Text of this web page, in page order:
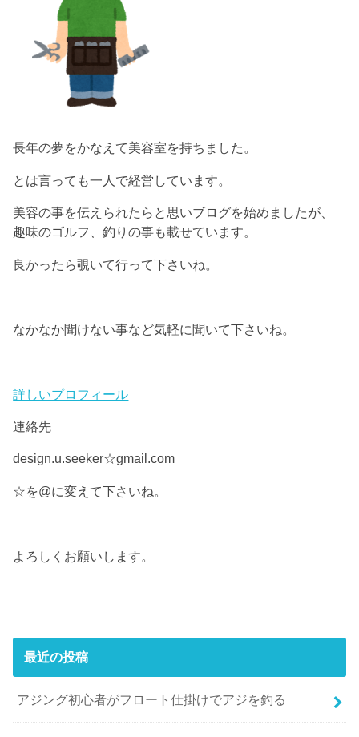
長年の夢をかなえて美容室を持ちました。
とは言っても一人で経営しています。
美容の事を伝えられたらと思いブログを始めましたが、
趣味のゴルフ、釣りの事も載せています。
良かったら覗いて行って下さいね。
なかなか聞けない事など気軽に聞いて下さいね。
詳しいプロフィール
連絡先
design.u.seeker☆gmail.com
☆を@に変えて下さいね。
よろしくお願いします。
最近の投稿
アジング初心者がフロート仕掛けでアジを釣る